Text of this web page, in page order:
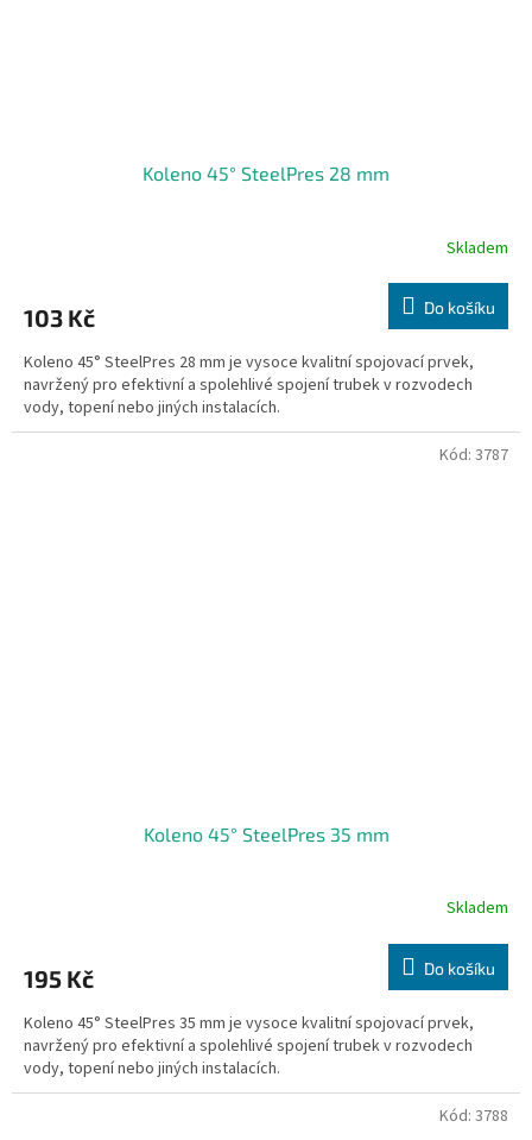
Koleno 45° SteelPres 28 mm
Skladem
103 Kč Do košíku
Koleno 45° SteelPres 28 mm je vysoce kvalitní spojovací prvek,
navržený pro efektivní a spolehlivé spojení trubek v rozvodech
vody, topení nebo jiných instalacích.
Koleno 45° SteelPres 35 mm
Skladem
195 Kč Do košíku
Koleno 45° SteelPres 35 mm je vysoce kvalitní spojovací prvek,
navržený pro efektivní a spolehlivé spojení trubek v rozvodech
vody, topení nebo jiných instalacích.
Kód: 3787
Kód: 3788